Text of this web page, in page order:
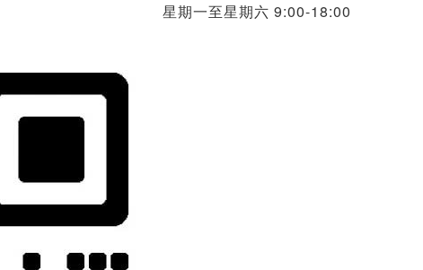
星期一至星期六 9:00-18:00